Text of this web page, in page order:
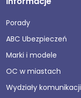
Porady
ABC Ubezpieczeń
Marki i modele
OC w miastach
Wydziały komunikacji